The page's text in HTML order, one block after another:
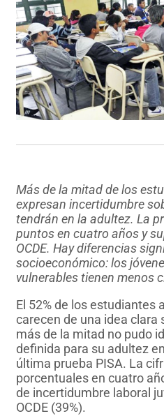
Más de la mitad de los
expresan incertidumbre
tendrán en la adultez. La
puntos en cuatro años y
OCDE. Hay diferencias
socioeconómico: los
vulnerables tienen menos
El 52% de los estudiantes
carecen de una idea clara
más de la mitad no pudo
definida para su adultez
última prueba PISA. La
porcentuales en cuatro
de incertidumbre laboral
OCDE (39%).